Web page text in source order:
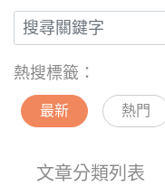
熱搜標籤：
最新 熱門
文章分類列表